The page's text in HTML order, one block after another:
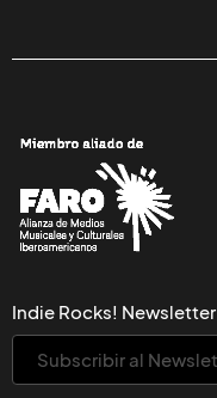
Indie Rocks! Newsletter